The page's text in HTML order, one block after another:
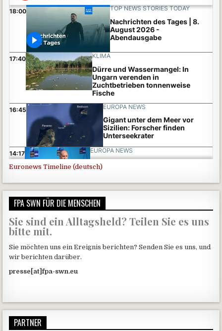
Euronews Timeline (deutsch)
FPA SWN FÜR DIE MENSCHEN
Sie sind ein Alltagsheld? Teilen Sie es uns
bitte mit.
Sie möchten uns ein Ereignis berichten? Senden Sie es uns, und
wir berichten darüber.
presse[at]fpa-swn.eu
PARTNER